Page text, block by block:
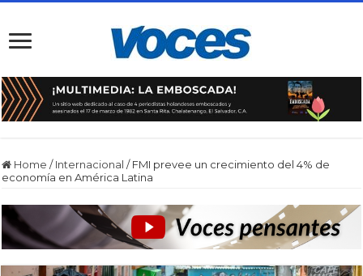
Home / Internacional / FMI prevee un crecimiento del 4% de
economía en América Latina